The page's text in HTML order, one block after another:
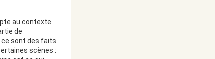
au contexte
de
ce sont des faits
scènes :